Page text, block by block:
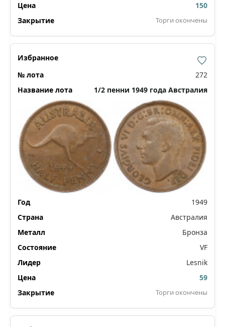
150
Торги окончены
272
1/2 пенни 1949 года Австралия
1949
Австралия
Бронза
VF
Lesnik
59
Торги окончены